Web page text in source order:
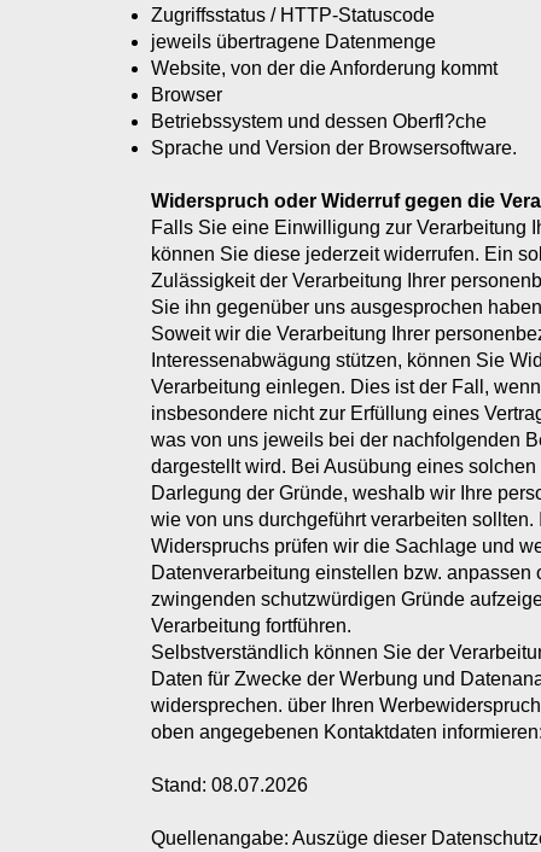
Zugriffsstatus / HTTP-Statuscode
jeweils übertragene Datenmenge
Website, von der die Anforderung kommt
Browser
Betriebssystem und dessen Oberfl?che
Sprache und Version der Browsersoftware.
Widerspruch oder Widerruf gegen die
Falls Sie eine Einwilligung zur Verarbeitung
können Sie diese jederzeit widerrufen. Ein
Zulässigkeit der Verarbeitung Ihrer
Sie ihn gegenüber uns ausgesprochen
Soweit wir die Verarbeitung Ihrer
Interessenabwägung stützen, können Sie
Verarbeitung einlegen. Dies ist der Fall,
insbesondere nicht zur Erfüllung eines
was von uns jeweils bei der nachfolgenden
dargestellt wird. Bei Ausübung eines
Darlegung der Gründe, weshalb wir Ihre
wie von uns durchgeführt verarbeiten
Widerspruchs prüfen wir die Sachlage und
Datenverarbeitung einstellen bzw. anpassen
zwingenden schutzwürdigen Gründe
Verarbeitung fortführen.
Selbstverständlich können Sie der
Daten für Zwecke der Werbung und
widersprechen. über Ihren
oben angegebenen Kontaktdaten
Stand: 08.07.2026
Quellenangabe: Auszüge dieser